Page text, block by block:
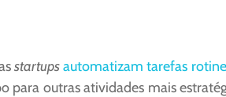
startupsautomatizam tarefas
para outras atividades mais